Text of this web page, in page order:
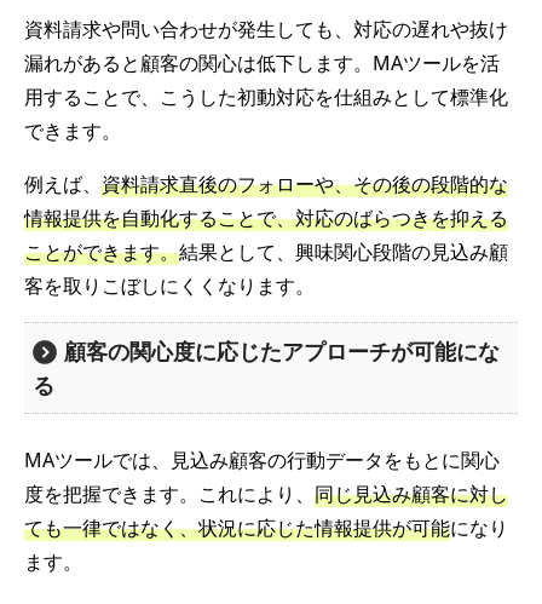
資料請求や問い合わせが発生しても、対応の遅れや抜け
漏れがあると顧客の関心は低下します。MAツールを活
用することで、こうした初動対応を仕組みとして標準化
できます。
例えば、 資料請求直後のフォローや、その後の段階的な
情報提供を自動化することで、対応のばらつきを抑える
ことができます。結果として、興味関心段階の見込み顧
客を取りこぼしにくくなります。
顧客の関心度に応じたアプローチが可能にな
る
MAツールでは、見込み顧客の行動データをもとに関心
度を把握できます。これにより、 同じ見込み顧客に対し
ても一律ではなく、状況に応じた情報提供が可能になり
ます。